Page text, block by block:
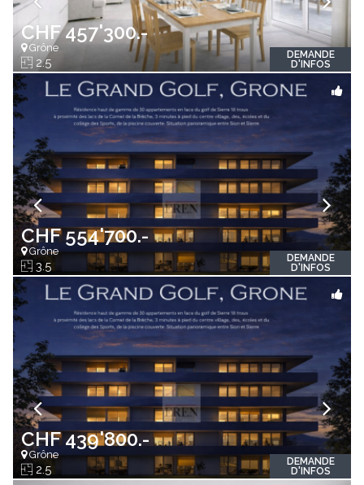
CHF 457'300.-
Grône
2.5
DEMANDE
D'INFOS
CHF 554'700.-
Grône
3.5
DEMANDE
D'INFOS
CHF 439'800.-
Grône
2.5
DEMANDE
D'INFOS